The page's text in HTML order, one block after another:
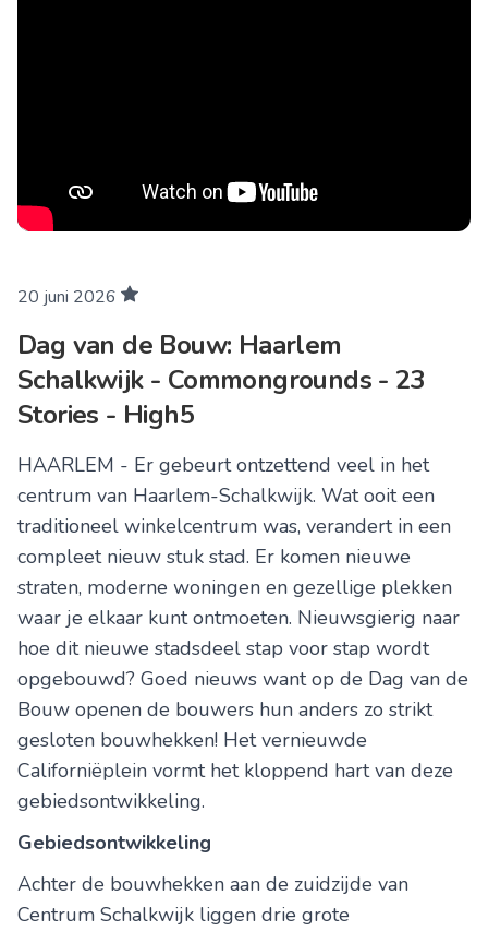
20 juni 2026
Dag van de Bouw: Haarlem
Schalkwijk - Commongrounds - 23
Stories - High5
HAARLEM - Er gebeurt ontzettend veel in het
centrum van Haarlem-Schalkwijk. Wat ooit een
traditioneel winkelcentrum was, verandert in een
compleet nieuw stuk stad. Er komen nieuwe
straten, moderne woningen en gezellige plekken
waar je elkaar kunt ontmoeten. Nieuwsgierig naar
hoe dit nieuwe stadsdeel stap voor stap wordt
opgebouwd? Goed nieuws want op de Dag van de
Bouw openen de bouwers hun anders zo strikt
gesloten bouwhekken! Het vernieuwde
Californiëplein vormt het kloppend hart van deze
gebiedsontwikkeling.
Gebiedsontwikkeling
Achter de bouwhekken aan de zuidzijde van
Centrum Schalkwijk liggen drie grote